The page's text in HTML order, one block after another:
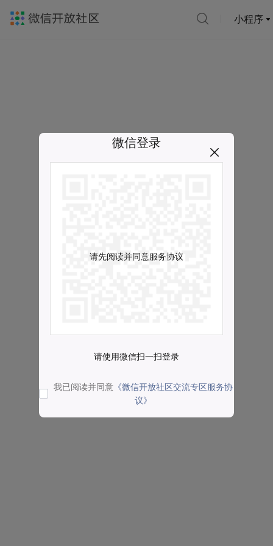
小程序
微信登录
请先阅读并同意服务协议
请使用微信扫一扫登录
我已阅读并同意 《微信开放社区交流专区服务协
议》